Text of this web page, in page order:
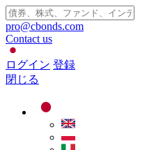
pro@cbonds.com
Contact us
ログイン 登録
閉じる